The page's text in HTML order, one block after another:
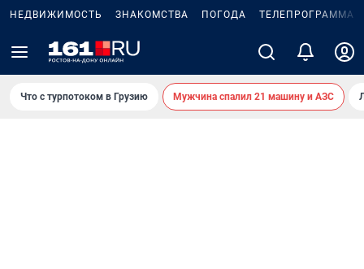
НЕДВИЖИМОСТЬ ЗНАКОМСТВА ПОГОДА ТЕЛЕПРОГРАММА
Что с турпотоком в Грузию Мужчина спалил 21 машину и АЗС